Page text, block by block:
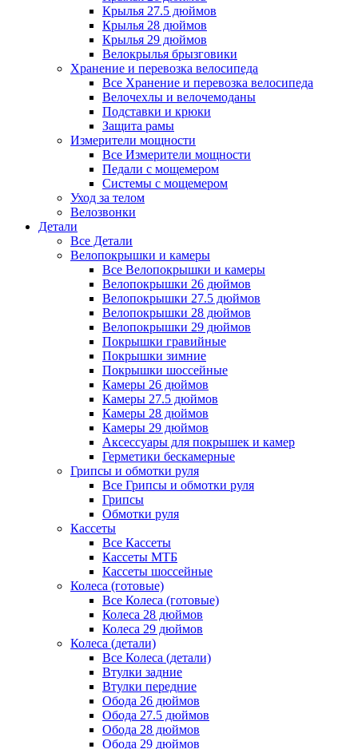
Крылья 27.5 дюймов
Крылья 28 дюймов
Крылья 29 дюймов
Велокрылья брызговики
Хранение и перевозка велосипеда
Все Хранение и перевозка велосипеда
Велочехлы и велочемоданы
Подставки и крюки
Защита рамы
Измерители мощности
Все Измерители мощности
Педали с мощемером
Системы с мощемером
Уход за телом
Велозвонки
Детали
Все Детали
Велопокрышки и камеры
Все Велопокрышки и камеры
Велопокрышки 26 дюймов
Велопокрышки 27.5 дюймов
Велопокрышки 28 дюймов
Велопокрышки 29 дюймов
Покрышки гравийные
Покрышки зимние
Покрышки шоссейные
Камеры 26 дюймов
Камеры 27.5 дюймов
Камеры 28 дюймов
Камеры 29 дюймов
Аксессуары для покрышек и камер
Герметики бескамерные
Грипсы и обмотки руля
Все Грипсы и обмотки руля
Грипсы
Обмотки руля
Кассеты
Все Кассеты
Кассеты МТБ
Кассеты шоссейные
Колеса (готовые)
Все Колеса (готовые)
Колеса 28 дюймов
Колеса 29 дюймов
Колеса (детали)
Все Колеса (детали)
Втулки задние
Втулки передние
Обода 26 дюймов
Обода 27.5 дюймов
Обода 28 дюймов
Обода 29 дюймов